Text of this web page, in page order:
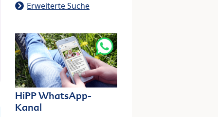
Erweiterte Suche
HiPP WhatsApp-
Kanal